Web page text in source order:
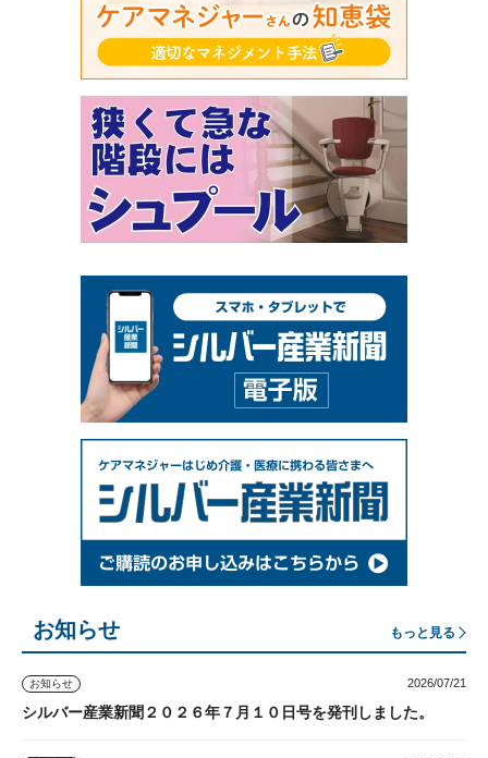
お知らせ もっと見る
お知らせ 2026/07/21
シルバー産業新聞２０２６年７月１０日号を発刊しました。